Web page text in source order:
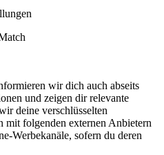
wir dich auch abseits
und zeigen dir relevante
deine verschlüsselten
mit folgenden externen Anbietern
Werbekanäle, sofern du deren